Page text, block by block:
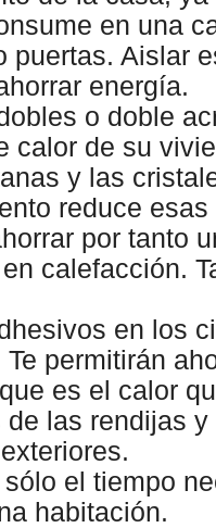
en una
puertas. Aislar
energía.
o doble
calor de su
y las
reduce
por tanto
calefacción.
en los
permitirán
es el calor
las rendijas
el tiempo
habitación.